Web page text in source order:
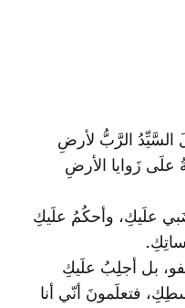
السَّيِّدُ الرَّبُّ لأرضِ
علَى زَوايا الأرضِ
علَيكِ، وأحكُمُ علَيكِ
بل أجلِبُ علَيكِ
فتعلَمونَ أنّي أنا